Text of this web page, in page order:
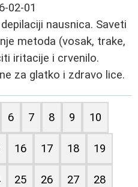
02-01
nausnica. Saveti
metoda (vosak, trake,
iritacije i crvenilo.
za glatko i zdravo lice.
6 7 8 9 10
16 17 18 19
25 26 27 28